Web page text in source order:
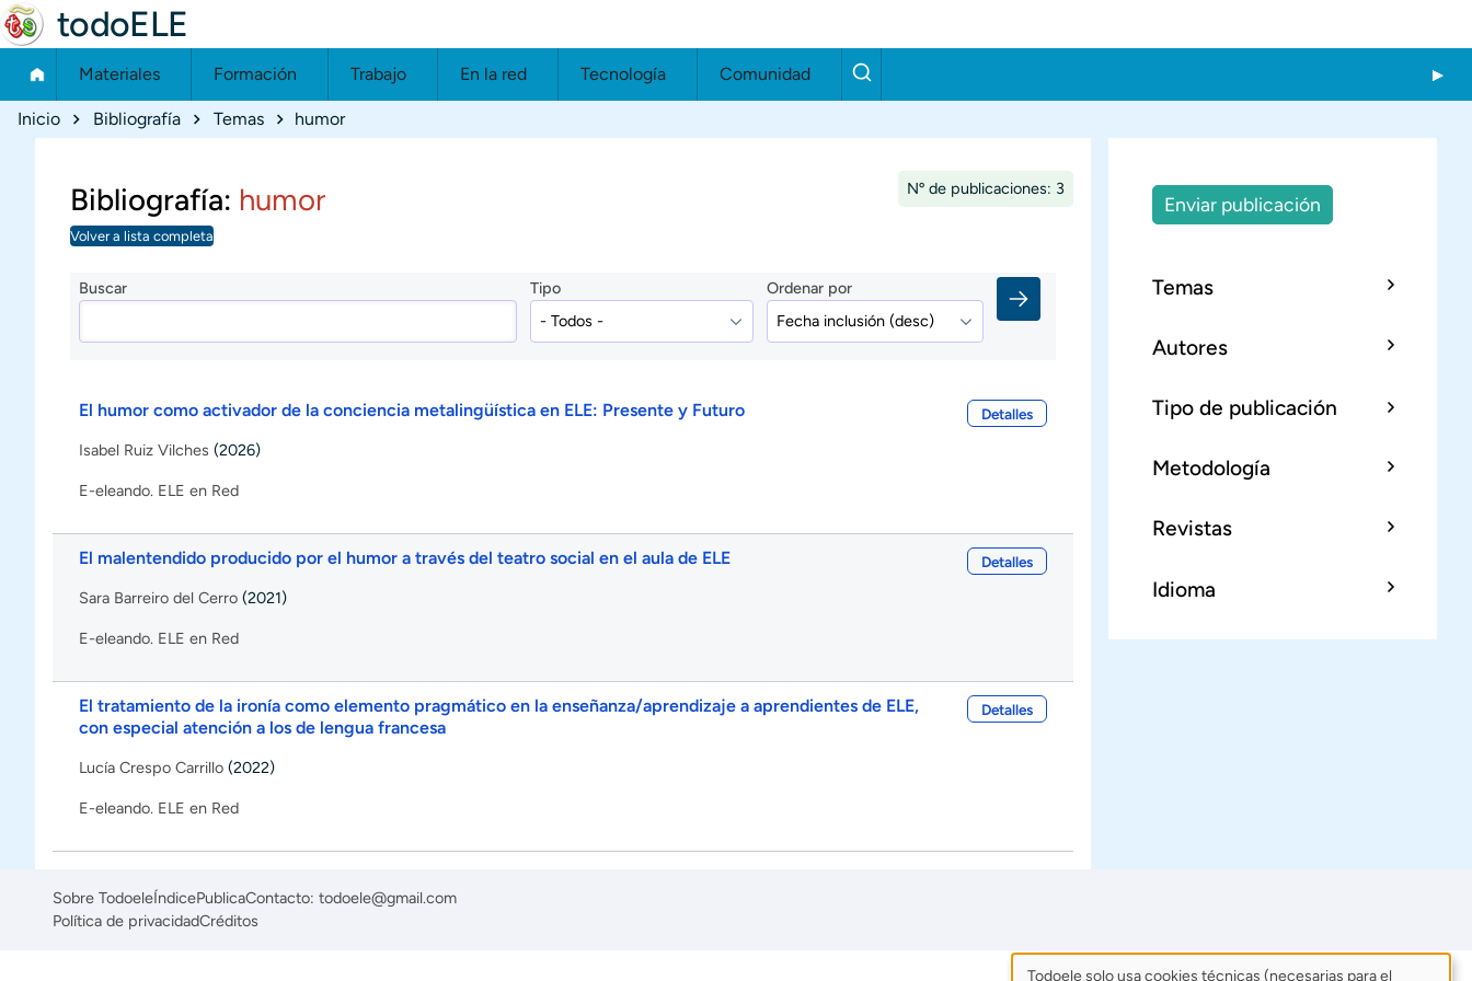
todoELE
Materiales Formación Trabajo En la red Tecnología Comunidad
Ruta de navegación
Inicio Bibliografía Temas humor
Bibliografía: humor Nº de publicaciones: 3
Volver a lista completa
Buscar Tipo Ordenar por
El humor como activador de la conciencia metalingüística en ELE: Presente y Futuro
Isabel Ruiz Vilches (2026)
E-eleando. ELE en Red
Detalles
El malentendido producido por el humor a través del teatro social en el aula de ELE
Sara Barreiro del Cerro (2021)
E-eleando. ELE en Red
Detalles
El tratamiento de la ironía como elemento pragmático en la enseñanza/aprendizaje a aprendientes de ELE,
con especial atención a los de lengua francesa
Lucía Crespo Carrillo (2022)
E-eleando. ELE en Red
Detalles
Enviar publicación
Temas
Autores
Tipo de publicación
Metodología
Revistas
Idioma
Sobre TodoeleÍndicePublicaContacto: todoele@gmail.com
Política de privacidadCréditos
Todoele solo usa cookies técnicas (necesarias para el